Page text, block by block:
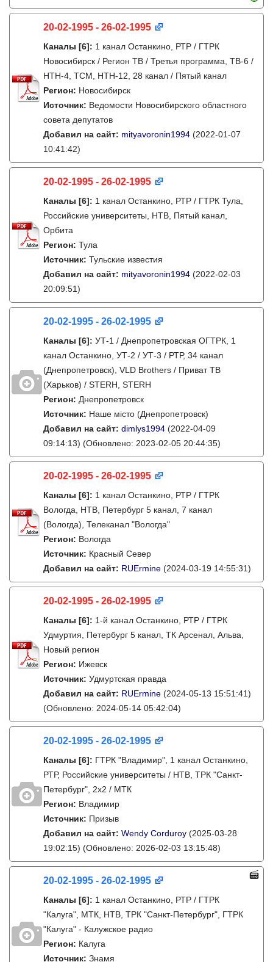
20-02-1995 - 26-02-1995
Каналы [6]: 1 канал Останкино, РТР / ГТРК
Новосибирск / Регион ТВ / Третья программа, ТВ-6 /
НТН-4, ТСМ, НТН-12, 28 канал / Пятый канал
Регион: Новосибирск
Источник: Ведомости Новосибирского областного
совета депутатов
Добавил на сайт: mityavoronin1994 (2022-01-07
10:41:42)
20-02-1995 - 26-02-1995
Каналы [6]: 1 канал Останкино, РТР / ГТРК Тула,
Российские университеты, НТВ, Пятый канал,
Орбита
Регион: Тула
Источник: Тульские известия
Добавил на сайт: mityavoronin1994 (2022-02-03
20:09:51)
20-02-1995 - 26-02-1995
Каналы [6]: УТ-1 / Днепропетровская ОГТРК, 1
канал Останкино, УТ-2 / УТ-3 / РТР, 34 канал
(Днепропетровск), VLD Brothers / Приват ТВ
(Харьков) / STERH, STERH
Регион: Днепропетровск
Источник: Наше місто (Днепропетровск)
Добавил на сайт: dimlys1994 (2022-04-09
09:14:13) (Обновлено: 2023-02-05 20:44:35)
20-02-1995 - 26-02-1995
Каналы [6]: 1 канал Останкино, РТР / ГТРК
Вологда, НТВ, Петербург 5 канал, 7 канал
(Вологда), Телеканал "Вологда"
Регион: Вологда
Источник: Красный Север
Добавил на сайт: RUErmine (2024-03-19 14:55:31)
20-02-1995 - 26-02-1995
Каналы [6]: 1-й канал Останкино, РТР / ГТРК
Удмуртия, Петербург 5 канал, ТК Арсенал, Альва,
Новый регион
Регион: Ижевск
Источник: Удмуртская правда
Добавил на сайт: RUErmine (2024-05-13 15:51:41)
(Обновлено: 2024-05-14 05:42:04)
20-02-1995 - 26-02-1995
Каналы [6]: ГТРК "Владимир", 1 канал Останкино,
РТР, Российские университеты / НТВ, ТРК "Санкт-
Петербург", 2х2 / МТК
Регион: Владимир
Источник: Призыв
Добавил на сайт: Wendy Corduroy (2025-03-28
19:02:15) (Обновлено: 2026-02-03 13:15:48)
20-02-1995 - 26-02-1995
Каналы [6]: 1 канал Останкино, РТР / ГТРК
"Калуга", МТК, НТВ, ТРК "Санкт-Петербург", ГТРК
"Калуга" - Калужское радио
Регион: Калуга
Источник: Знамя